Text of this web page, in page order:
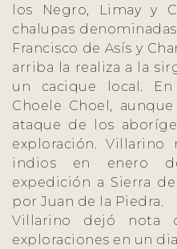
los Negro, Limay y
chalupas denominadas
Francisco de Asís y
arriba la realiza a la
un cacique local.
Choele Choel,
ataque de los
exploración.
indios en enero
expedición a Sierra
por Juan de la Piedra.
Villarino dejó nota
exploraciones en un